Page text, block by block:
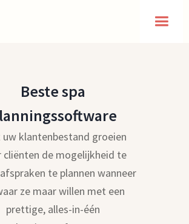
Beste spa
uw klantenbestand groeien
cliënten de mogelijkheid te
te plannen wanneer
ze maar willen met een
prettige, alles-in-één